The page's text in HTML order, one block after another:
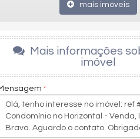
mais imóveis
Mais informações
imóvel